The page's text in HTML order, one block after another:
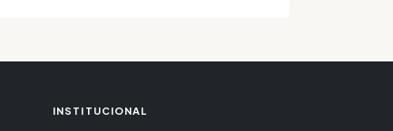
INSTITUCIONAL